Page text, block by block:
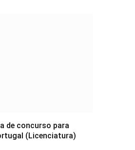
de concurso para
(Licenciatura)